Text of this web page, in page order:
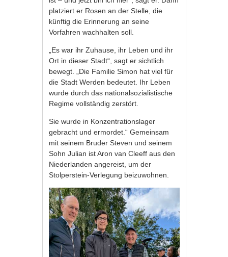
platziert er Rosen an der Stelle, die
künftig die Erinnerung an seine
Vorfahren wachhalten soll.
„Es war ihr Zuhause, ihr Leben und ihr
Ort in dieser Stadt“, sagt er sichtlich
bewegt. „Die Familie Simon hat viel für
die Stadt Werden bedeutet. Ihr Leben
wurde durch das nationalsozialistische
Regime vollständig zerstört.
Sie wurde in Konzentrationslager
gebracht und ermordet.“ Gemeinsam
mit seinem Bruder Steven und seinem
Sohn Julian ist Aron van Cleeff aus den
Niederlanden angereist, um der
Stolperstein-Verlegung beizuwohnen.